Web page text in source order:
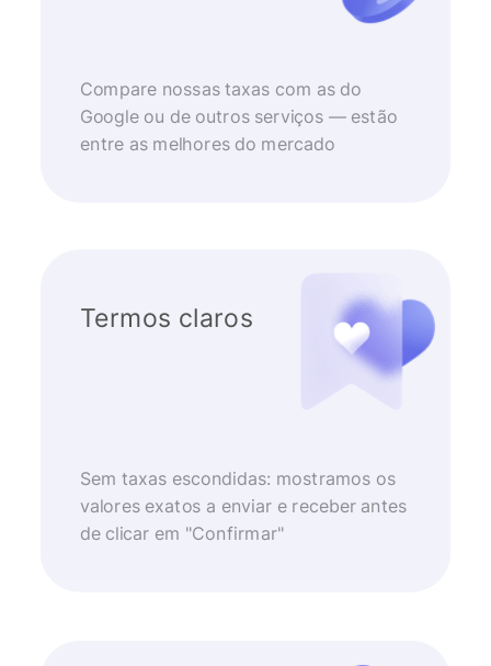
Compare nossas taxas com as do
Google ou de outros serviços — estão
entre as melhores do mercado
Termos claros
Sem taxas escondidas: mostramos os
valores exatos a enviar e receber antes
de clicar em "Confirmar"